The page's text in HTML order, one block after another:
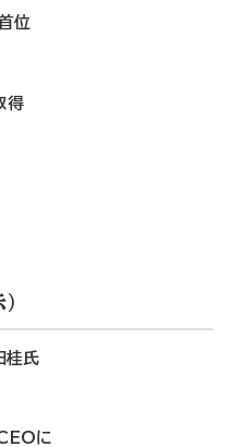
位
得
桂氏
に